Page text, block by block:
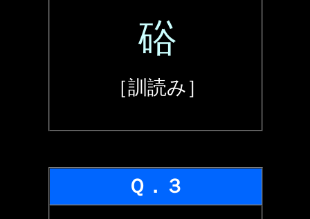
硲
［訓読み］
Ｑ．３